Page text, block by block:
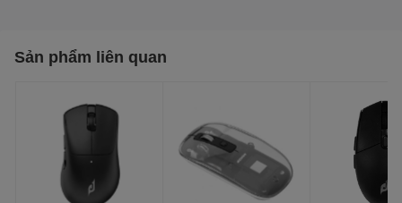
LightSpeed mới nhất với tần
Nút bấm LightForce Hybrid
mới nhất
Feet PTFE siêu bền bỉ, ma
Sản phẩm liên quan